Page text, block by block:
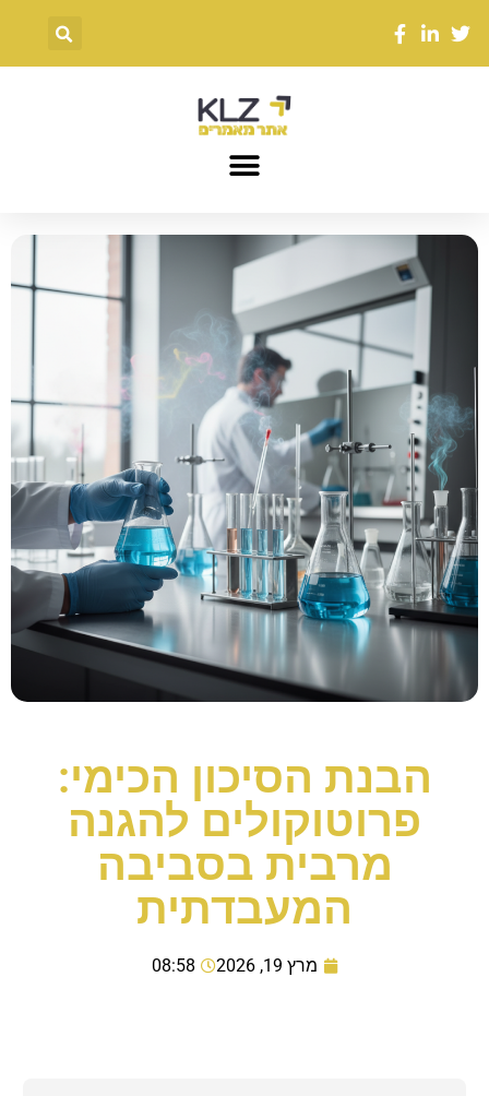
הבנת הסיכון הכימי:
פרוטוקולים להגנה
מרבית בסביבה
המעבדתית
מרץ 19, 2026 08:58